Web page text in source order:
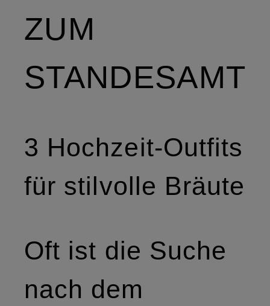
ZUM
STANDESAMT
3 Hochzeit-Outfits
für stilvolle Bräute
Oft ist die Suche
nach dem